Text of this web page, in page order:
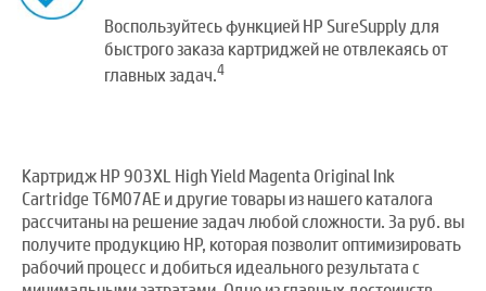
Воспользуйтесь функцией HP SureSupply для
быстрого заказа картриджей не отвлекаясь от
главных задач.4
Картридж HP 903XL High Yield Magenta Original Ink
Cartridge T6M07AE и другие товары из нашего каталога
рассчитаны на решение задач любой сложности. За руб. вы
получите продукцию HP, которая позволит оптимизировать
рабочий процесс и добиться идеального результата с